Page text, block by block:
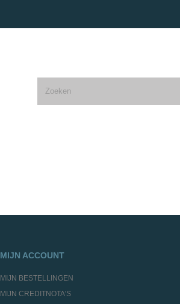
MIJN ACCOUNT
MIJN BESTELLINGEN
MIJN CREDITNOTA'S